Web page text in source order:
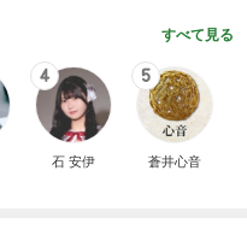
すべて見る
4
石 安伊
5
蒼井心音